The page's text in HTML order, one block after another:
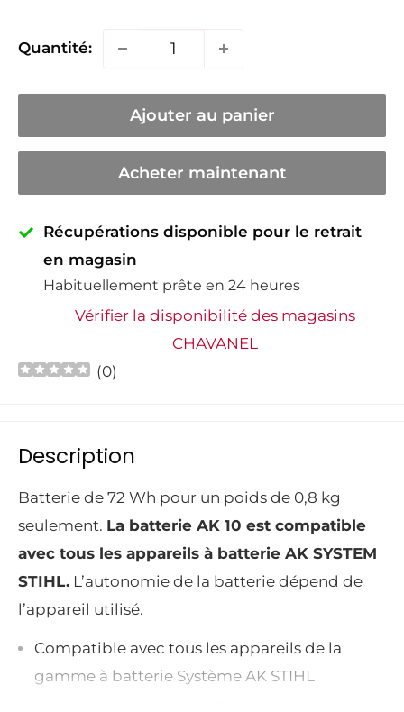
Quantité:
Ajouter au panier
Acheter maintenant
Récupérations disponible pour le retrait
en magasin
Habituellement prête en 24 heures
Vérifier la disponibilité des magasins
CHAVANEL
(0)
Description
Batterie de 72 Wh pour un poids de 0,8 kg
seulement. La batterie AK 10 est compatible
avec tous les appareils à batterie AK SYSTEM
STIHL. L’autonomie de la batterie dépend de
l’appareil utilisé.
Compatible avec tous les appareils de la
gamme à batterie Système AK STIHL